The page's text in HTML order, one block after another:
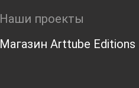
Наши проекты
Магазин Arttube Editions